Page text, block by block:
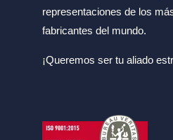
representaciones de los
fabricantes del mundo.
¡Queremos ser tu aliado